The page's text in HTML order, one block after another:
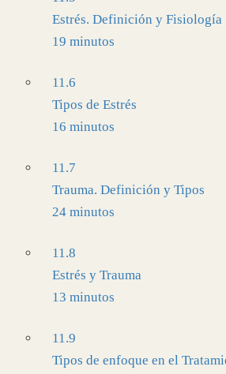
Estrés. Definición y Fisiología
19 minutos
11.6
Tipos de Estrés
16 minutos
11.7
Trauma. Definición y Tipos
24 minutos
11.8
Estrés y Trauma
13 minutos
11.9
Tipos de enfoque en el